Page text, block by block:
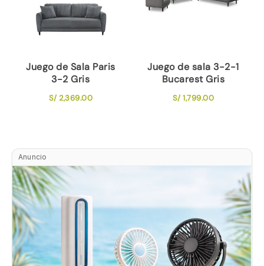
Anuncio
Juego de Sala Paris
3-2 Gris
S/2,369.00
Juego de sala 3-2-1
Bucarest Gris
S/1,799.00